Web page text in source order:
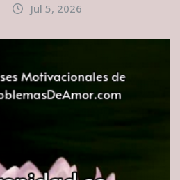
Jul 5, 2026